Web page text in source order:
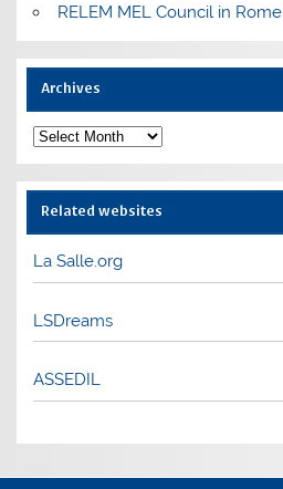
RELEM MEL Council in Rome
Archives
Archives
Related websites
La Salle.org
LSDreams
ASSEDIL